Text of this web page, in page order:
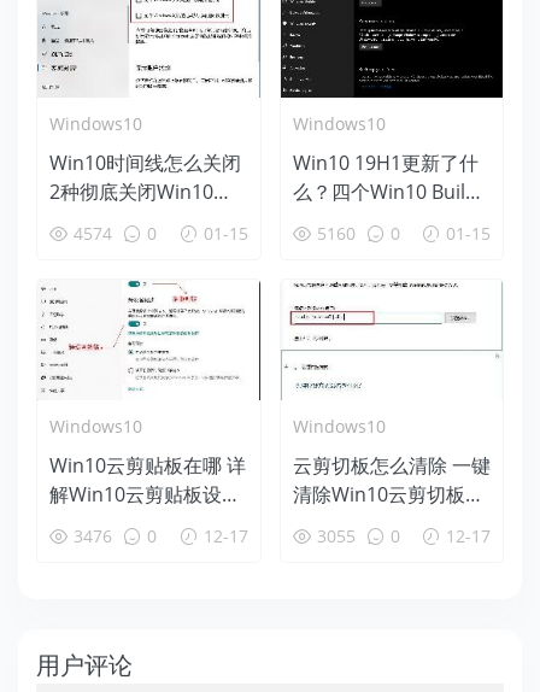
Windows10
Win10时间线怎么关闭
2种彻底关闭Win10时
间线方法
4574 0 01-15
Windows10
Win10 19H1更新了什
么？四个Win10 Build
18312新特性盘点
5160 0 01-15
Windows10
Win10云剪贴板在哪 详
解Win10云剪贴板设置
使用教程
3476 0 12-17
Windows10
云剪切板怎么清除 一键
清除Win10云剪切板方
法 3055 0 12-17
用户评论